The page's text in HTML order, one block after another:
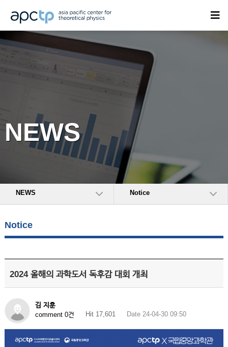
NEWS
NEWS Notice
Notice
2024 올해의 과학도서 독후감 대회 개최
김 지훈
comment 0건
Hit 17,601 Date 24-04-30 09:50